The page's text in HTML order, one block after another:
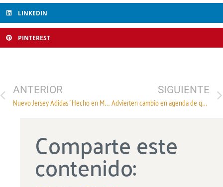
LINKEDIN
PINTEREST
ANTERIOR
Nuevo Jersey Adidas "Hecho en México"
SIGUIENTE
Advierten cambio en agenda de quinta ronda del TLCAN
Comparte este
contenido: